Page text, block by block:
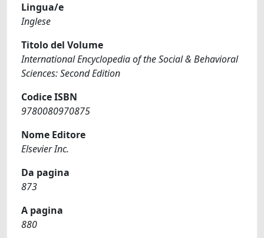
Lingua/e
Inglese
Titolo del Volume
International Encyclopedia of the Social & Behavioral
Sciences: Second Edition
Codice ISBN
9780080970875
Nome Editore
Elsevier Inc.
Da pagina
873
A pagina
880